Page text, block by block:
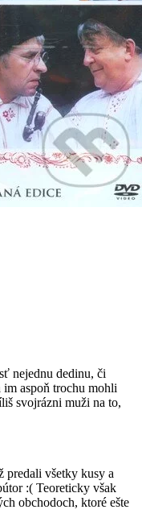
nejednu dedinu, či
im aspoň trochu mohli
svojrázni muži na to,
predali všetky kusy a
:( Teoreticky však
obchodoch, ktoré ešte